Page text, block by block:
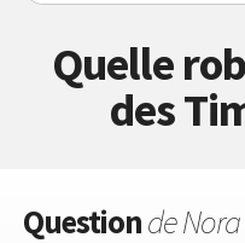
Quelle
des
Questionde Nora